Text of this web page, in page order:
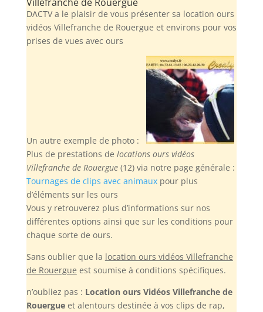
DACTV a le plaisir de vous présenter sa location ours
vidéos Villefranche de Rouergue et environs pour vos
prises de vues avec ours
Un autre exemple de photo :
Plus de prestations de locations ours vidéos
Villefranche de Rouergue(12) via notre page générale :
Tournages de clips avec animauxpour plus
d’éléments sur les ours
Vous y retrouverez plus d’informations sur nos
différentes options ainsi que sur les conditions pour
chaque sorte de ours.
Sans oublierque la location ours vidéos Villefranche
de Rouergue est soumise à conditions spécifiques.
n’oubliez pas : Location ours Vidéos Villefranche de
Rouergueet alentours destinée à vos clips de rap,